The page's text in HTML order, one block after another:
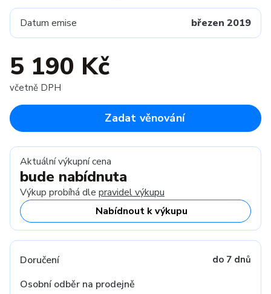
Datum emise březen 2019
5 190 Kč
včetně DPH
Zadat věnování
Aktuální výkupní cena
bude nabídnuta
Výkup probíhá dle pravidel výkupu
Nabídnout k výkupu
Doručení do 7 dnů
Osobní odběr na prodejně